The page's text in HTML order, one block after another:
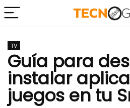
TV
Guía para
instalar
juegos en tu